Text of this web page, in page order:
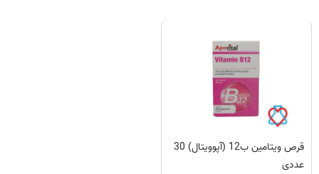
قرص ویتامین ب12 (آپوویتال) 30
عددی